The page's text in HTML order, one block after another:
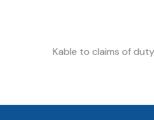
Kable to claims of